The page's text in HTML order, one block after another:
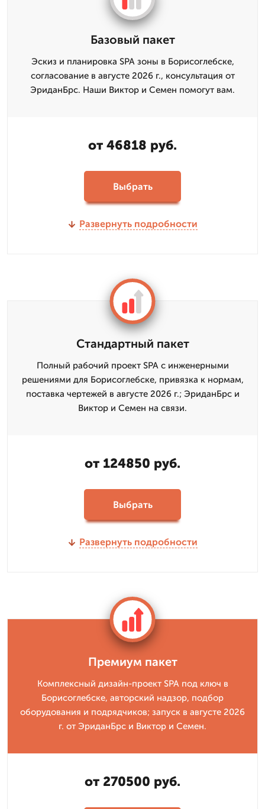
Базовый пакет
Эскиз и планировка SPA зоны в Борисоглебске,
согласование в августе 2026 г., консультация от
ЭриданБрс. Наши Виктор и Семен помогут вам.
от 46818 руб.
Выбрать
Развернуть подробности
Стандартный пакет
Полный рабочий проект SPA с инженерными
решениями для Борисоглебске, привязка к нормам,
поставка чертежей в августе 2026 г.; ЭриданБрс и
Виктор и Семен на связи.
от 124850 руб.
Выбрать
Развернуть подробности
Премиум пакет
Комплексный дизайн-проект SPA под ключ в
Борисоглебске, авторский надзор, подбор
оборудования и подрядчиков; запуск в августе 2026
г. от ЭриданБрс и Виктор и Семен.
от 270500 руб.